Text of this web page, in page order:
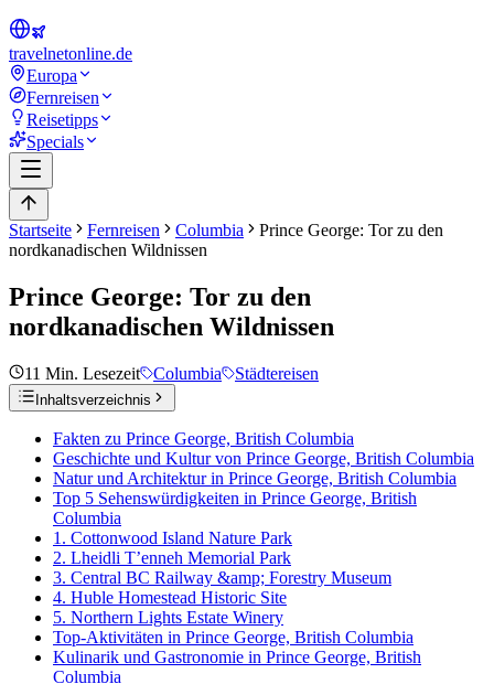
travelnetonline.de
Europa
Fernreisen
Reisetipps
Specials
Startseite Fernreisen Columbia
Prince George: Tor zu den
nordkanadischen Wildnissen
Prince George: Tor zu den
nordkanadischen Wildnissen
11 Min. Lesezeit Columbia Städtereisen
Inhaltsverzeichnis
Fakten zu Prince George, British Columbia
Geschichte und Kultur von Prince George, British Columbia
Natur und Architektur in Prince George, British Columbia
Top 5 Sehenswürdigkeiten in Prince George, British
Columbia
1. Cottonwood Island Nature Park
2. Lheidli T’enneh Memorial Park
3. Central BC Railway &amp; Forestry Museum
4. Huble Homestead Historic Site
5. Northern Lights Estate Winery
Top-Aktivitäten in Prince George, British Columbia
Kulinarik und Gastronomie in Prince George, British
Columbia